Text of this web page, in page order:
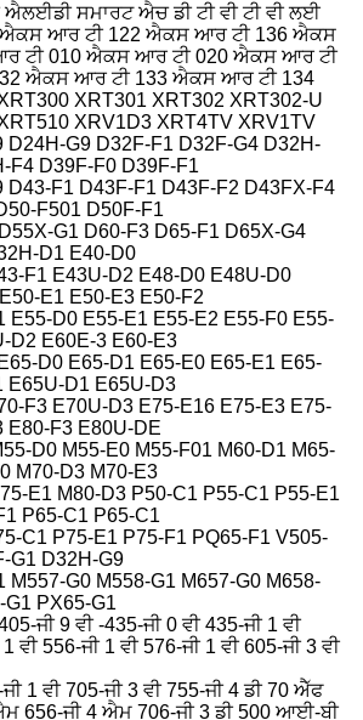
ਐਲਈਡੀ ਸਮਾਰਟ ਐਚ ਡੀ ਟੀ ਵੀ ਟੀ ਵੀ ਲਈ
ਆਰ ਟੀ 122 ਐਕਸ ਆਰ ਟੀ 136 ਐਕਸ
ਟੀ 010 ਐਕਸ ਆਰ ਟੀ 020 ਐਕਸ ਆਰ ਟੀ
ਐਕਸ ਆਰ ਟੀ 133 ਐਕਸ ਆਰ ਟੀ 134
XRT301 XRT302 XRT302-U
XRV1D3 XRT4TV XRV1TV
D24H-G9 D32F-F1 D32F-G4 D32H-
F4 D39F-F0 D39F-F1
D43-F1 D43F-F1 D43F-F2 D43FX-F4
F501 D50F-F1
G1 D60-F3 D65-F1 D65X-G4
D1 E40-D0
F1 E43U-D2 E48-D0 E48U-D0
E1 E50-E3 E50-F2
E55-D0 E55-E1 E55-E2 E55-F0 E55-
D2 E60E-3 E60-E3
D0 E65-D1 E65-E0 E65-E1 E65-
E65U-D1 E65U-D3
F3 E70U-D3 E75-E16 E75-E3 E75-
E80-F3 E80U-DE
D0 M55-E0 M55-F01 M60-D1 M65-
M70-D3 M70-E3
E1 M80-D3 P50-C1 P55-C1 P55-E1
P65-C1 P65-C1
C1 P75-E1 P75-F1 PQ65-F1 V505-
G1 D32H-G9
M557-G0 M558-G1 M657-G0 M658-
PX65-G1
ਜੀ 9 ਵੀ -435-ਜੀ 0 ਵੀ 435-ਜੀ 1 ਵੀ
ਵੀ 556-ਜੀ 1 ਵੀ 576-ਜੀ 1 ਵੀ 605-ਜੀ 3 ਵੀ
1 ਵੀ 705-ਜੀ 3 ਵੀ 755-ਜੀ 4 ਡੀ 70 ਐੱਫ
656-ਜੀ 4 ਐਮ 706-ਜੀ 3 ਡੀ 500 ਆਈ-ਬੀ